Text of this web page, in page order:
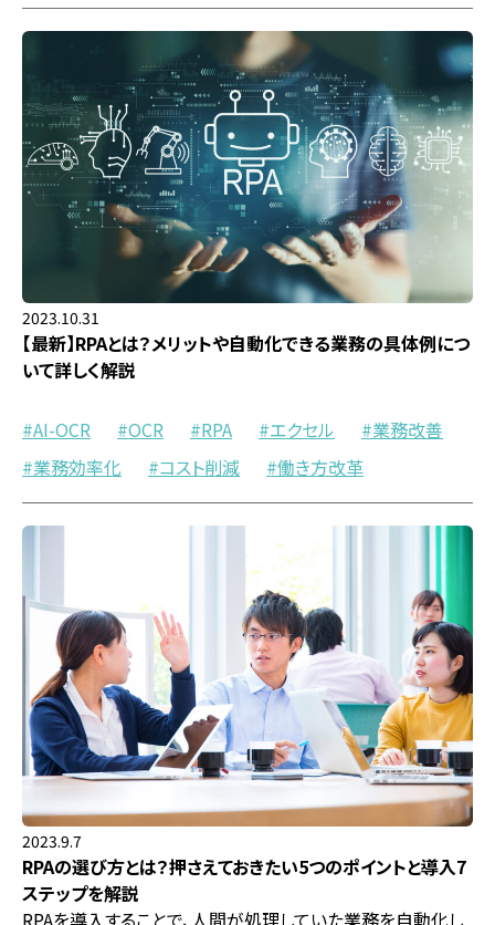
2023.10.31
【最新】RPAとは？メリットや自動化できる業務の具体例につ
いて詳しく解説
AI-OCR OCR RPA エクセル
業務改善
業務効率化
コスト削減 働き方改革
2023.9.7
RPAの選び方とは？押さえておきたい5つのポイントと導入7
ステップを解説
RPAを導入することで、人間が処理していた業務を自動化し